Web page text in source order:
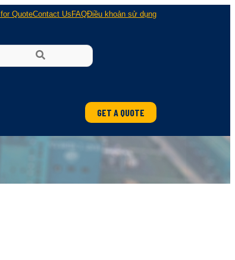
QuoteContact Us FAQĐiều khoản sử dụng
GET A QUOTE